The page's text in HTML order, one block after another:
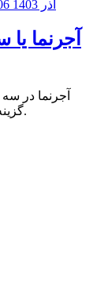
06 آذر 1403
آجرنما
آجرنما در
گزینه‌ای مناسب‌تر نسبت به سرامیک به شمار می‌آید.